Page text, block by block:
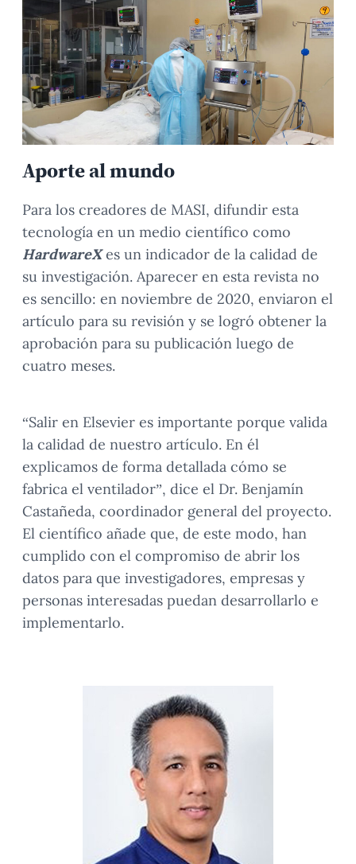
Aporte al mundo
Para los creadores de MASI, difundir esta
tecnología en un medio científico como
HardwareXes un indicador de la calidad de
su investigación. Aparecer en esta revista no
es sencillo: en noviembre de 2020, enviaron el
artículo para su revisión y se logró obtener la
aprobación para su publicación luego de
cuatro meses.
“Salir en Elsevier es importante porque valida
la calidad de nuestro artículo. En él
explicamos de forma detallada cómo se
fabrica el ventilador”, dice el Dr. Benjamín
Castañeda, coordinador general del proyecto.
El científico añade que, de este modo, han
cumplido con el compromiso de abrir los
datos para que investigadores, empresas y
personas interesadas puedan desarrollarlo e
implementarlo.